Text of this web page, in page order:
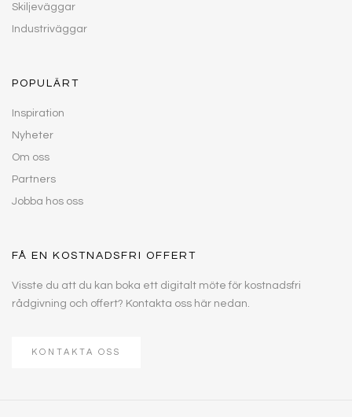
Skiljeväggar
Industriväggar
POPULÄRT
Inspiration
Nyheter
Om oss
Partners
Jobba hos oss
FÅ EN KOSTNADSFRI OFFERT
Visste du att du kan boka ett digitalt möte för kostnadsfri
rådgivning och offert? Kontakta oss här nedan.
KONTAKTA OSS